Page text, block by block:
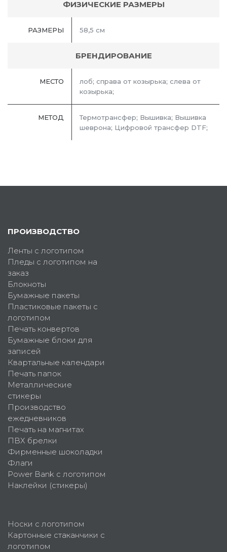
ФИЗИЧЕСКИЕ РАЗМЕРЫ
РАЗМЕРЫ 58,5 см
БРЕНДИРОВАНИЕ
МЕСТО
лоб; справа от козырька; слева от
козырька;
МЕТОД
Термотрансфер; Вышивка; Вышивка
шеврона; Цифровой трансфер DTF;
ПРОИЗВОДСТВО
Ленты с логотипом
Пледы с логотипом на
заказ
Блокноты
Бумажные пакеты
Пластиковые пакеты с
логотипом
Печать конвертов
Бумажные блоки для
записей
Квартальные календари
Печать папок
Металлические
стикеры
Производство
ежедневников
Печать на магнитах
ПВХ брелки
Фирменные шоколадки
Флаги
Power Bank с логотипом
Наклейки (стикеры)
Носки с логотипом
Картонные стаканчики с
логотипом